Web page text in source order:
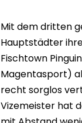
Mit dem dritten
Hauptstädter
Fischtown
Magentasport)
recht sorglos
Vizemeister hat